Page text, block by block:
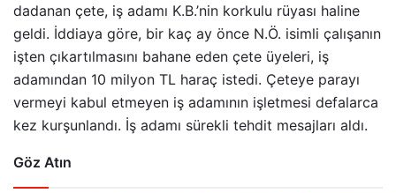
dadanan çete, iş adamı K.B.’nin korkulu rüyası haline
geldi. İddiaya göre, bir kaç ay önce N.Ö. isimli çalışanın
işten çıkartılmasını bahane eden çete üyeleri, iş
adamından 10 milyon TL haraç istedi. Çeteye parayı
vermeyi kabul etmeyen iş adamının işletmesi defalarca
kez kurşunlandı. İş adamı sürekli tehdit mesajları aldı.
Göz Atın